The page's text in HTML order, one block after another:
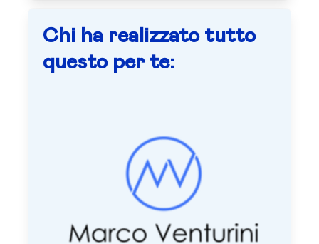
Chi ha realizzato tutto
questo per te: